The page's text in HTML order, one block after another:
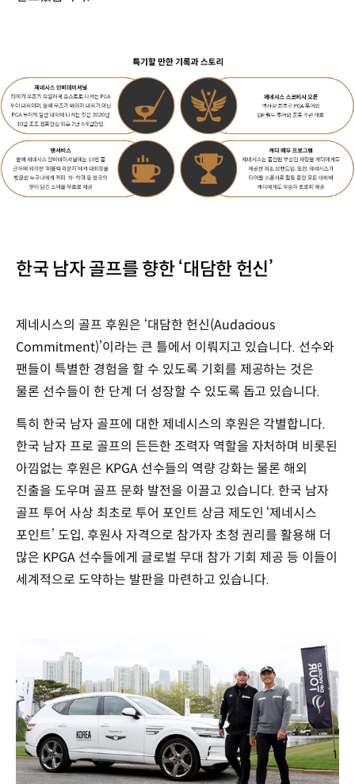
한국 남자 골프를 향한 ‘대담한 헌신’
제네시스의 골프 후원은 ‘대담한 헌신(Audacious
Commitment)’이라는 큰 틀에서 이뤄지고 있습니다. 선수와
팬들이 특별한 경험을 할 수 있도록 기회를 제공하는 것은
물론 선수들이 한 단계 더 성장할 수 있도록 돕고 있습니다.
특히 한국 남자 골프에 대한 제네시스의 후원은 각별합니다.
한국 남자 프로 골프의 든든한 조력자 역할을 자처하며 비롯된
아낌없는 후원은 KPGA 선수들의 역량 강화는 물론 해외
진출을 도우며 골프 문화 발전을 이끌고 있습니다. 한국 남자
골프 투어 사상 최초로 투어 포인트 상금 제도인 ‘제네시스
포인트’ 도입, 후원사 자격으로 참가자 초청 권리를 활용해 더
많은 KPGA 선수들에게 글로벌 무대 참가 기회 제공 등 이들이
세계적으로 도약하는 발판을 마련하고 있습니다.